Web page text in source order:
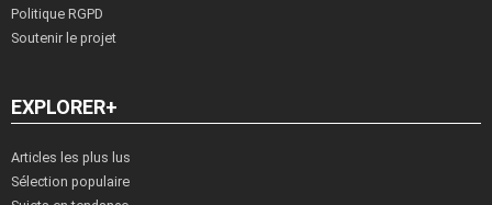
Politique RGPD
Soutenir le projet
EXPLORER+
Articles les plus lus
Sélection populaire